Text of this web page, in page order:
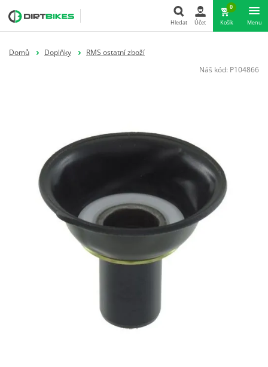
Hledat Účet
0
Košík Menu
Domů Doplňky
RMS ostatní zboží
Náš kód: P104866